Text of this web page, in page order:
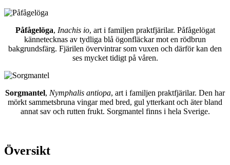
Påfågelöga, Inachis io, art i familjen praktfjärilar. Påfågelögat
kännetecknas av tydliga blå ögonfläckar mot en rödbrun
bakgrundsfärg. Fjärilen övervintrar som vuxen och därför kan den
ses mycket tidigt på våren.
Sorgmantel, Nymphalis antiopa, art i familjen praktfjärilar. Den har
mörkt sammetsbruna vingar med bred, gul ytterkant och äter bland
annat sav och rutten frukt. Sorgmantel finns i hela Sverige.
Översikt